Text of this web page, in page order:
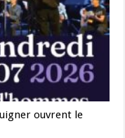
ouvrent le